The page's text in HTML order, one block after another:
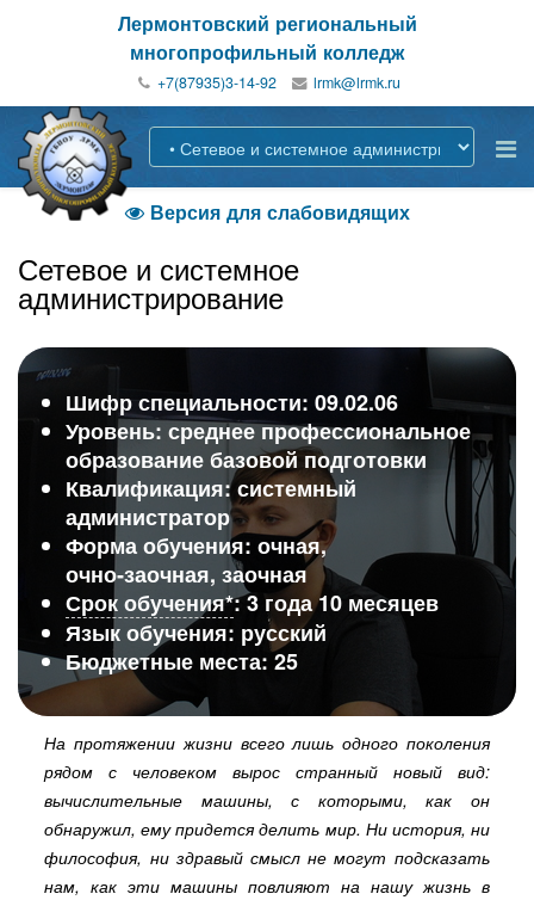
Лермонтовский региональный
многопрофильный колледж
+7(87935)3-14-92
Версия для слабовидящих
Сетевое и системное
администрирование
Шифр специальности: 09.02.06
Уровень: среднее профессиональное
образование базовой подготовки
Квалификация: системный
администратор
Форма обучения: очная,
очно‑заочная, заочная
Срок обучения*: 3 года 10 месяцев
Язык обучения: русский
Бюджетные места: 25
На протяжении жизни всего лишь одного поколения
рядом с человеком вырос странный новый вид:
вычислительные машины, с которыми, как он
обнаружил, ему придется делить мир. Ни история, ни
философия, ни здравый смысл не могут подсказать
нам, как эти машины повлияют на нашу жизнь в